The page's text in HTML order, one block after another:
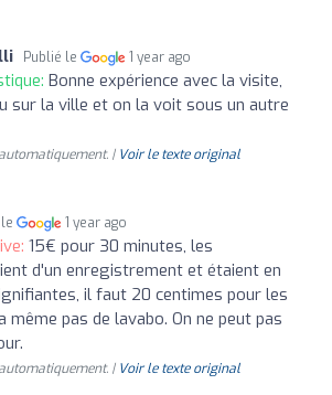
Publié le 1 year ago
Bonne expérience avec la visite,
sur la ville et on la voit sous un autre
| Voir le texte original
1 year ago
15€ pour 30 minutes, les
d'un enregistrement et étaient en
il faut 20 centimes pour les
pas de lavabo. On ne peut pas
| Voir le texte original